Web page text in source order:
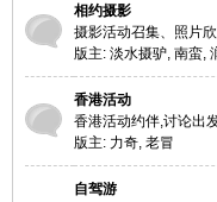
相约摄影
摄影活动召集、照片
版主: 淡水摄驴, 南蛮,
香港活动
香港活动约伴,讨论出
版主: 力奇, 老冒
自驾游